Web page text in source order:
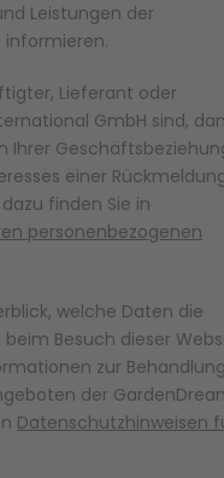
Leistungen der
informieren.
Lieferant oder
GmbH sind,
Ihrer
einer
finden Sie in
personenbezogenen
welche Daten die
Besuch dieser
zur
der
Datenschutzhinweisen